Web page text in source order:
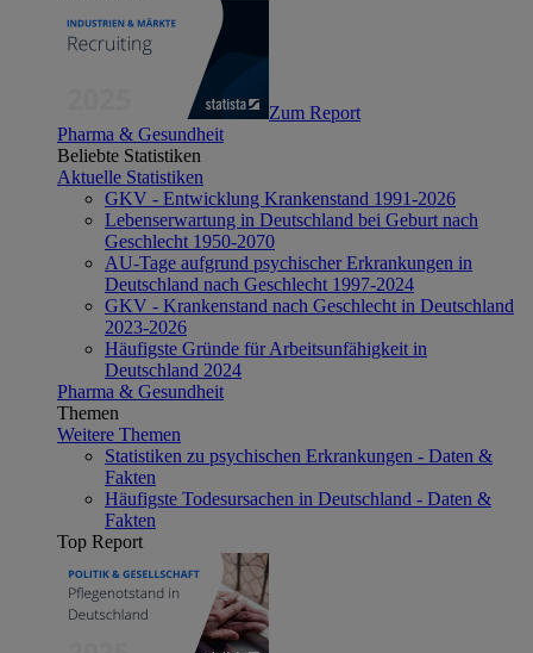
Zum Report
Pharma & Gesundheit
Beliebte Statistiken
Aktuelle Statistiken
GKV - Entwicklung Krankenstand 1991-2026
Lebenserwartung in Deutschland bei Geburt nach
Geschlecht 1950-2070
AU-Tage aufgrund psychischer Erkrankungen in
Deutschland nach Geschlecht 1997-2024
GKV - Krankenstand nach Geschlecht in Deutschland
2023-2026
Häufigste Gründe für Arbeitsunfähigkeit in
Deutschland 2024
Pharma & Gesundheit
Themen
Weitere Themen
Statistiken zu psychischen Erkrankungen - Daten &
Fakten
Häufigste Todesursachen in Deutschland - Daten &
Fakten
Top Report